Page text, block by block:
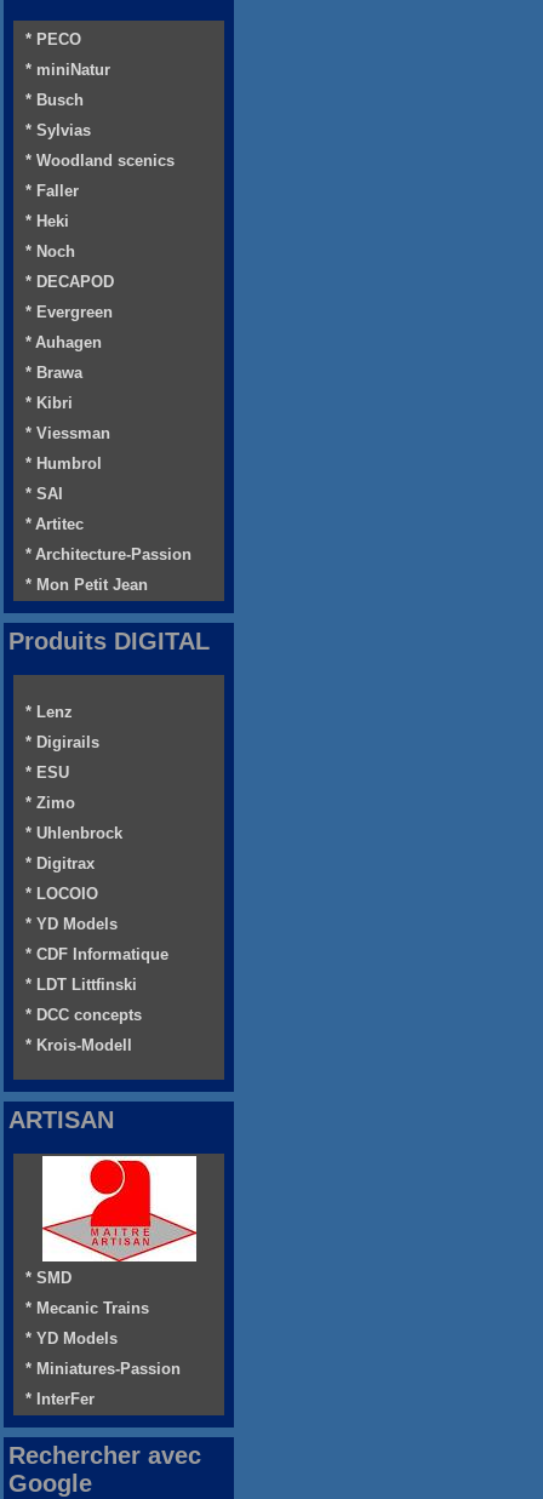
* PECO
* miniNatur
* Busch
* Sylvias
* Woodland scenics
* Faller
* Heki
* Noch
* DECAPOD
* Evergreen
* Auhagen
* Brawa
* Kibri
* Viessman
* Humbrol
* SAI
* Artitec
* Architecture-Passion
* Mon Petit Jean
Produits DIGITAL
* Lenz
* Digirails
* ESU
* Zimo
* Uhlenbrock
* Digitrax
* LOCOIO
* YD Models
* CDF Informatique
* LDT Littfinski
* DCC concepts
* Krois-Modell
ARTISAN
* SMD
* Mecanic Trains
* YD Models
* Miniatures-Passion
* InterFer
Rechercher avec
Google